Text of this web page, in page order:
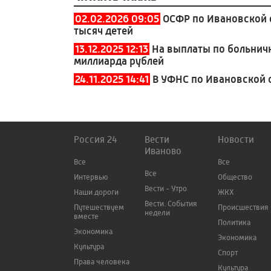
02.02.2026 09:05 ОСФР по Ивановской
тысяч детей
13.12.2025 12:13 На выплаты по
миллиарда рублей
24.11.2025 14:41 В УФНС по Ивановской
Россия 24
Все
Интервью
Наши дороги
Путешествуем
вместе
Экономика
Культура
Права человека
Вести
Иваново
Все
Вести - Утро
Вести. События
недели
Новости
Все
Общество
ЖКХ
Происшествия
Политика
Экономика
Спорт
Культура